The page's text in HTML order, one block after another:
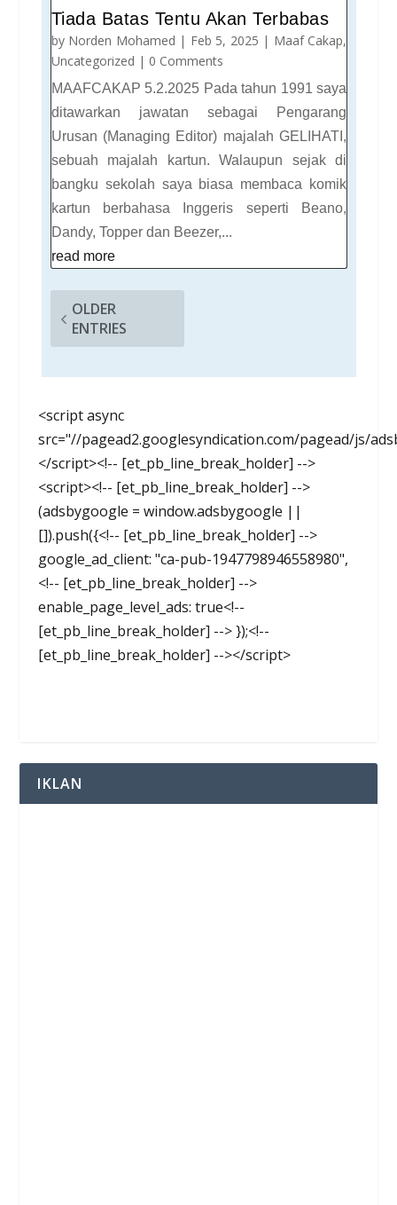
Tiada Batas Tentu Akan Terbabas
by Norden Mohamed | Feb 5, 2025 | Maaf Cakap,
Uncategorized | 0 Comments
MAAFCAKAP 5.2.2025 Pada tahun 1991 saya
ditawarkan jawatan sebagai Pengarang
Urusan (Managing Editor) majalah GELIHATI,
sebuah majalah kartun. Walaupun sejak di
bangku sekolah saya biasa membaca komik
kartun berbahasa Inggeris seperti Beano,
Dandy, Topper dan Beezer,...
read more
OLDER
ENTRIES
<script async
src="//pagead2.googlesyndication.com/pagead/js/
</script><!-- [et_pb_line_break_holder] -->
<script><!-- [et_pb_line_break_holder] -->
(adsbygoogle = window.adsbygoogle ||
[]).push({<!-- [et_pb_line_break_holder] -->
google_ad_client: "ca-pub-1947798946558980",
<!-- [et_pb_line_break_holder] -->
enable_page_level_ads: true<!--
[et_pb_line_break_holder] --> });<!--
[et_pb_line_break_holder] --></script>
IKLAN